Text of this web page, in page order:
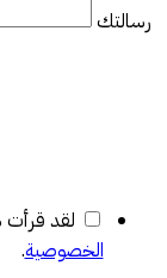
رسالتك
لقد
الخصوصية.